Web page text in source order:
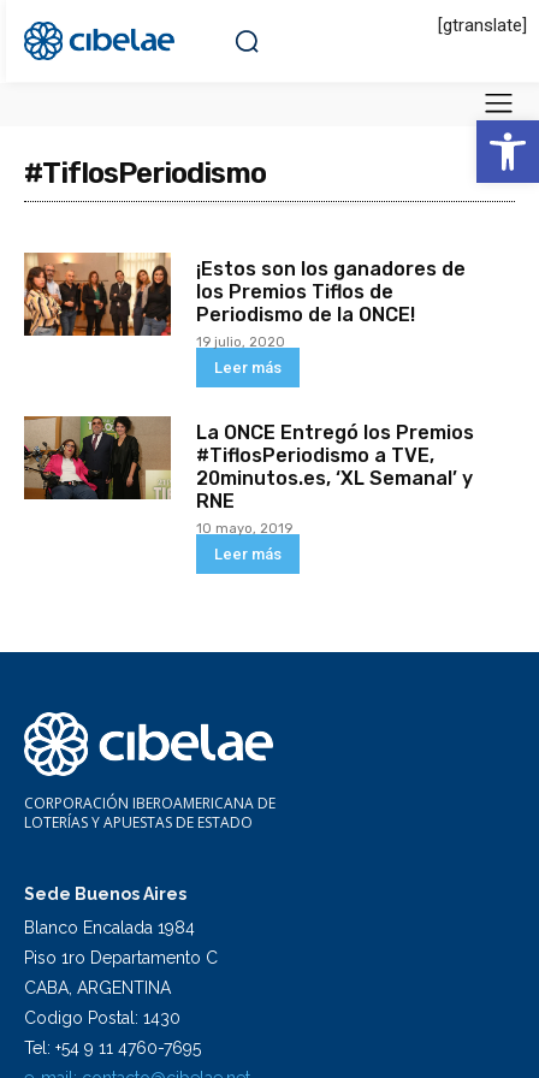
Abrir
[gtranslate]
#TiflosPeriodismo
¡Estos son los ganadores de
los Premios Tiflos de
Periodismo de la ONCE!
19 julio, 2020
Leer más
La ONCE Entregó los Premios
#TiflosPeriodismo a TVE,
20minutos.es, ‘XL Semanal’ y
RNE
10 mayo, 2019
Leer más
CORPORACIÓN IBEROAMERICANA DE
LOTERÍAS Y APUESTAS DE ESTADO
Sede Buenos Aires
Blanco Encalada 1984
Piso 1ro Departamento C
CABA, ARGENTINA
Codigo Postal: 1430
Tel: +54 9 11 4760-7695